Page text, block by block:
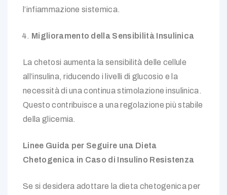
l’infiammazione sistemica.
Miglioramento della Sensibilità Insulinica
La chetosi aumenta la sensibilità delle cellule
all’insulina, riducendo i livelli di glucosio e la
necessità di una continua stimolazione insulinica.
Questo contribuisce a una regolazione più stabile
della glicemia.
Linee Guida per Seguire una Dieta
Chetogenica in Caso di Insulino Resistenza
Se si desidera adottare la dieta chetogenica per